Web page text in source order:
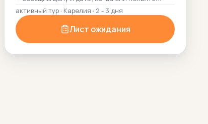
активный тур · Карелия · 2 - 3 дня
Лист ожидания